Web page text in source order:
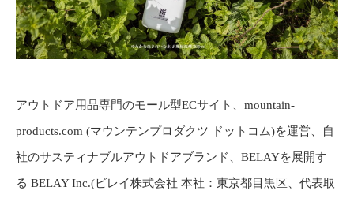
アウトドア用品専門のモール型ECサイト、mountain-
products.com (マウンテンプロダクツ ドットコム)を運営、自
社のサスティナブルアウトドアブランド、BELAYを展開す
る BELAY Inc.(ビレイ株式会社 本社：東京都目黒区、代表取